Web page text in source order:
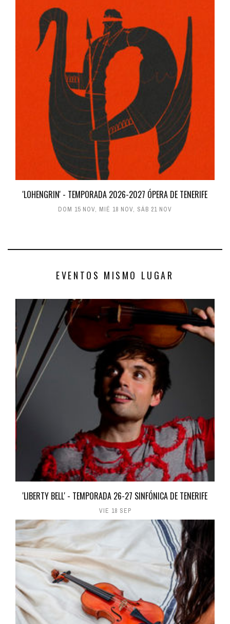
'LOHENGRIN' - TEMPORADA 2026-2027 ÓPERA DE TENERIFE
DOM 15 NOV, MIÉ 18 NOV, SÁB 21 NOV
EVENTOS MISMO LUGAR
'LIBERTY BELL' - TEMPORADA 26-27 SINFÓNICA DE TENERIFE
VIE 18 SEP